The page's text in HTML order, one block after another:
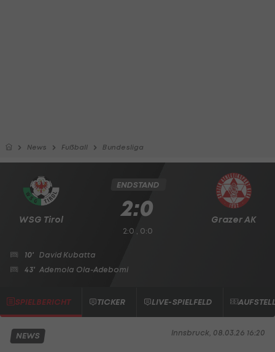
News Fußball Bundesliga
WSG Tirol Grazer AK
ENDSTAND
2:0
2:0 , 0:0
10' David Kubatta
43' Ademola Ola-Adebomi
SPIELBERICHT TICKER LIVE-SPIELFELD
Innsbruck, 08.03.26 16:20
NEWS